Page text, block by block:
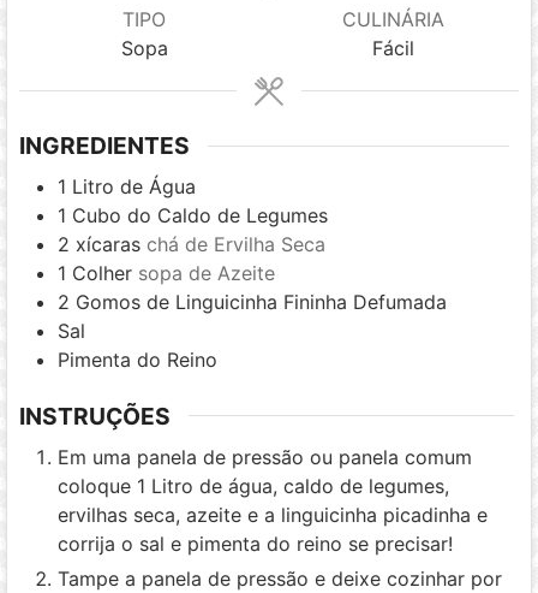
TIPO
Sopa
CULINÁRIA
Fácil
INGREDIENTES
1 Litro de Água
1 Cubo do Caldo de Legumes
2 xícaras chá de Ervilha Seca
1 Colher sopa de Azeite
2 Gomos de Linguicinha Fininha Defumada
Sal
Pimenta do Reino
INSTRUÇÕES
Em uma panela de pressão ou panela comum
coloque 1 Litro de água, caldo de legumes,
ervilhas seca, azeite e a linguicinha picadinha e
corrija o sal e pimenta do reino se precisar!
Tampe a panela de pressão e deixe cozinhar por